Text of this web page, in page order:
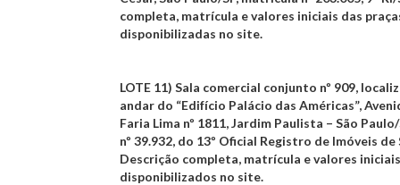
completa, matrícula e valores iniciais das
disponibilizadas no site.
LOTE 11) Sala comercial conjunto nº 909,
andar do “Edifício Palácio das Américas”,
Faria Lima nº 1811, Jardim Paulista – São
nº 39.932, do 13º Oficial Registro de Imóveis de
Descrição completa, matrícula e valores
disponibilizados no site.